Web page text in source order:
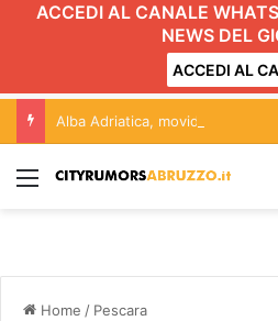
ACCEDI AL CANALE
NEWS DEL
ACCEDI AL
Menu
Home / Pescara